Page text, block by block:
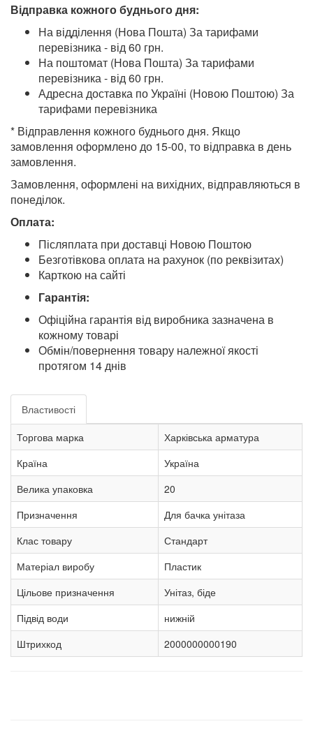
Відправка кожного буднього дня:
На відділення (Нова Пошта) За тарифами
перевізника - від 60 грн.
На поштомат (Нова Пошта) За тарифами
перевізника - від 60 грн.
Адресна доставка по Україні (Новою Поштою) За
тарифами перевізника
* Відправлення кожного буднього дня. Якщо
замовлення оформлено до 15-00, то відправка в день
замовлення.
Замовлення, оформлені на вихідних, відправляються в
понеділок.
Оплата:
Післяплата при доставці Новою Поштою
Безготівкова оплата на рахунок (по реквізитах)
Карткою на сайті
Гарантія:
Офіційна гарантія від виробника зазначена в
кожному товарі
Обмін/повернення товару належної якості
протягом 14 днів
Властивості
Торгова марка
Харківська арматура
Країна
Україна
Велика упаковка
20
Призначення
Для бачка унітаза
Клас товару
Стандарт
Матеріал виробу
Пластик
Цільове призначення
Унітаз, біде
Підвід води
нижній
Штрихкод
2000000000190